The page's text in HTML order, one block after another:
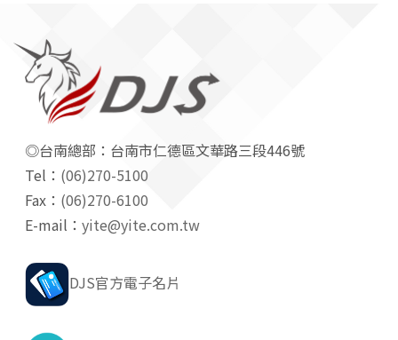
◎台南總部：台南市仁德區文華路三段446號
Tel： (06)270-5100
Fax： (06)270-6100
E-mail： yite@yite.com.tw
DJS官方電子名片